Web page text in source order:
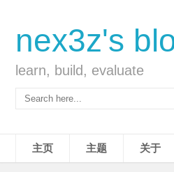
nex3z's
learn, build, evaluate
主页 主题 关于